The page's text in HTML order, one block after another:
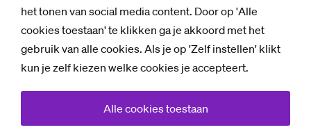
het tonen van social media content. Door op 'Alle
cookies toestaan' te klikken ga je akkoord met het
gebruik van alle cookies. Als je op 'Zelf instellen' klikt
kun je zelf kiezen welke cookies je accepteert.
Alle cookies toestaan